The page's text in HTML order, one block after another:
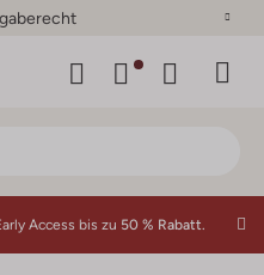
Access bis zu 50 % Rabatt.